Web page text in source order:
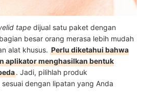
tape dijual satu paket dengan
besar orang merasa lebih mudah
alat khusus. Perlu diketahui bahwa
aplikator menghasilkan bentuk
. Jadi, pilihlah produk
dengan lipatan yang Anda